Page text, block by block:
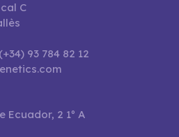
C
93 784 82 12
Ecuador, 2 1º A